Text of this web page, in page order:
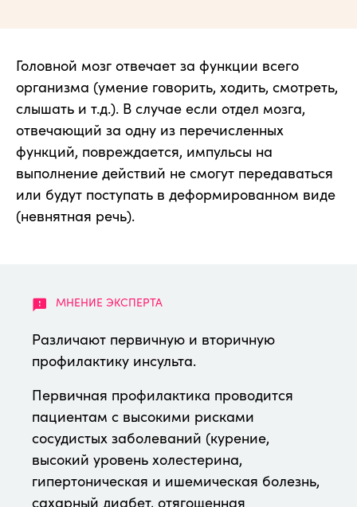
Головной мозг отвечает за функции всего
организма (умение говорить, ходить, смотреть,
слышать и т.д.). В случае если отдел мозга,
отвечающий за одну из перечисленных
функций, повреждается, импульсы на
выполнение действий не смогут передаваться
или будут поступать в деформированном виде
(невнятная речь).
Различают первичную и вторичную
профилактику инсульта.
Первичная профилактика проводится
пациентам с высокими рисками
сосудистых заболеваний (курение,
высокий уровень холестерина,
гипертоническая и ишемическая болезнь,
сахарный диабет, отягощенная